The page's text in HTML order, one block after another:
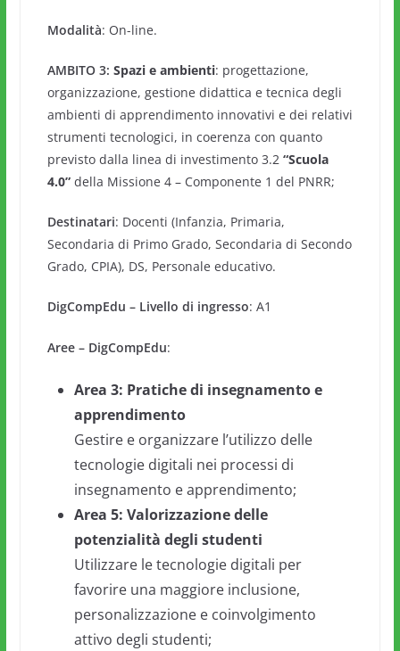
Modalità: On-line.
AMBITO 3: Spazi e ambienti: progettazione,
organizzazione, gestione didattica e tecnica degli
ambienti di apprendimento innovativi e dei relativi
strumenti tecnologici, in coerenza con quanto
previsto dalla linea di investimento 3.2 “Scuola
4.0”della Missione 4 – Componente 1 del PNRR;
Destinatari: Docenti (Infanzia, Primaria,
Secondaria di Primo Grado, Secondaria di Secondo
Grado, CPIA), DS, Personale educativo.
DigCompEdu – Livello di ingresso: A1
Aree – DigCompEdu:
Area 3: Pratiche di insegnamento e
apprendimento
Gestire e organizzare l’utilizzo delle
tecnologie digitali nei processi di
insegnamento e apprendimento;
Area 5: Valorizzazione delle
potenzialità degli studenti
Utilizzare le tecnologie digitali per
favorire una maggiore inclusione,
personalizzazione e coinvolgimento
attivo degli studenti;